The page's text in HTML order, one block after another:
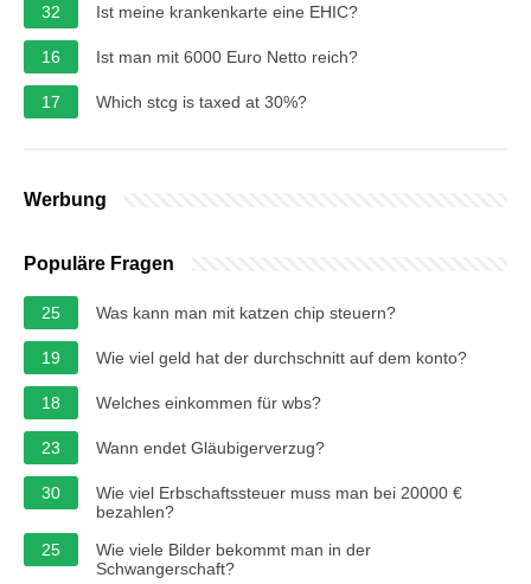
32 Ist meine krankenkarte eine EHIC?
16 Ist man mit 6000 Euro Netto reich?
17 Which stcg is taxed at 30%?
Werbung
Populäre Fragen
25 Was kann man mit katzen chip steuern?
19 Wie viel geld hat der durchschnitt auf dem konto?
18 Welches einkommen für wbs?
23 Wann endet Gläubigerverzug?
30
Wie viel Erbschaftssteuer muss man bei 20000 €
bezahlen?
25
Wie viele Bilder bekommt man in der
Schwangerschaft?